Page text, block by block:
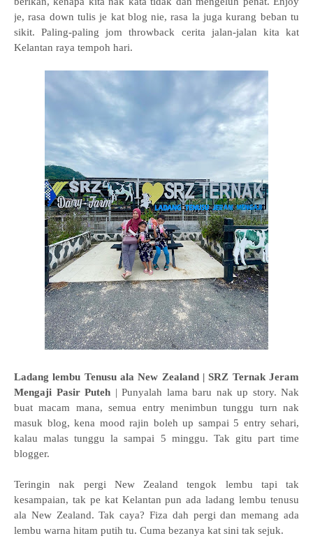
je, rasa down tulis je kat blog nie, rasa la juga kurang beban tu
sikit. Paling-paling jom throwback cerita jalan-jalan kita kat
Kelantan raya tempoh hari.
Ladang lembu Tenusu ala New Zealand | SRZ Ternak Jeram
Mengaji Pasir Puteh | Punyalah lama baru nak up story. Nak
buat macam mana, semua entry menimbun tunggu turn nak
masuk blog, kena mood rajin boleh up sampai 5 entry sehari,
kalau malas tunggu la sampai 5 minggu. Tak gitu part time
blogger.
Teringin nak pergi New Zealand tengok lembu tapi tak
kesampaian, tak pe kat Kelantan pun ada ladang lembu tenusu
ala New Zealand. Tak caya? Fiza dah pergi dan memang ada
lembu warna hitam putih tu. Cuma bezanya kat sini tak sejuk.